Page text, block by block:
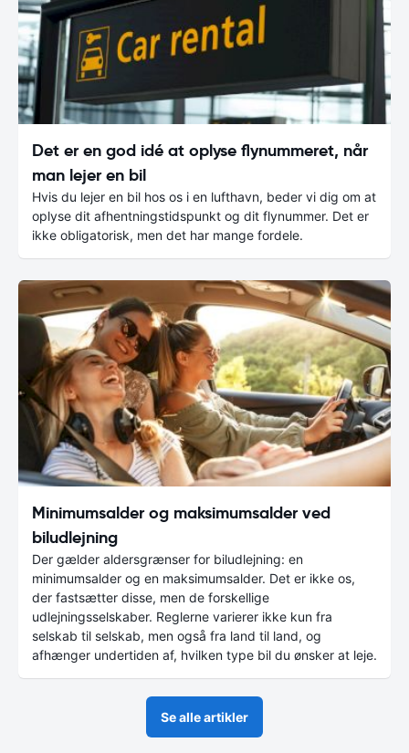
Det er en god idé at oplyse flynummeret, når
man lejer en bil
Hvis du lejer en bil hos os i en lufthavn, beder vi dig om at
oplyse dit afhentningstidspunkt og dit flynummer. Det er
ikke obligatorisk, men det har mange fordele.
Minimumsalder og maksimumsalder ved
biludlejning
Der gælder aldersgrænser for biludlejning: en
minimumsalder og en maksimumsalder. Det er ikke os,
der fastsætter disse, men de forskellige
udlejningsselskaber. Reglerne varierer ikke kun fra
selskab til selskab, men også fra land til land, og
afhænger undertiden af, hvilken type bil du ønsker at leje.
Se alle artikler